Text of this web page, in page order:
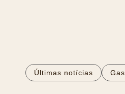
Últimas notícias